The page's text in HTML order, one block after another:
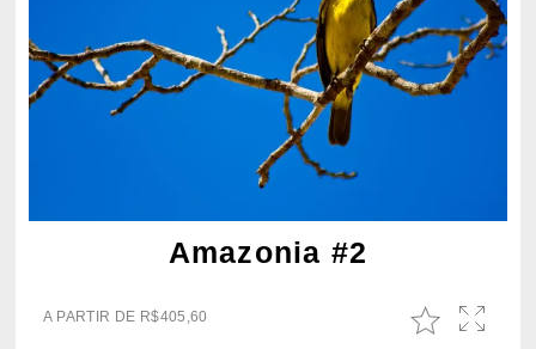
Amazonia #2
A PARTIR DE R$405,60